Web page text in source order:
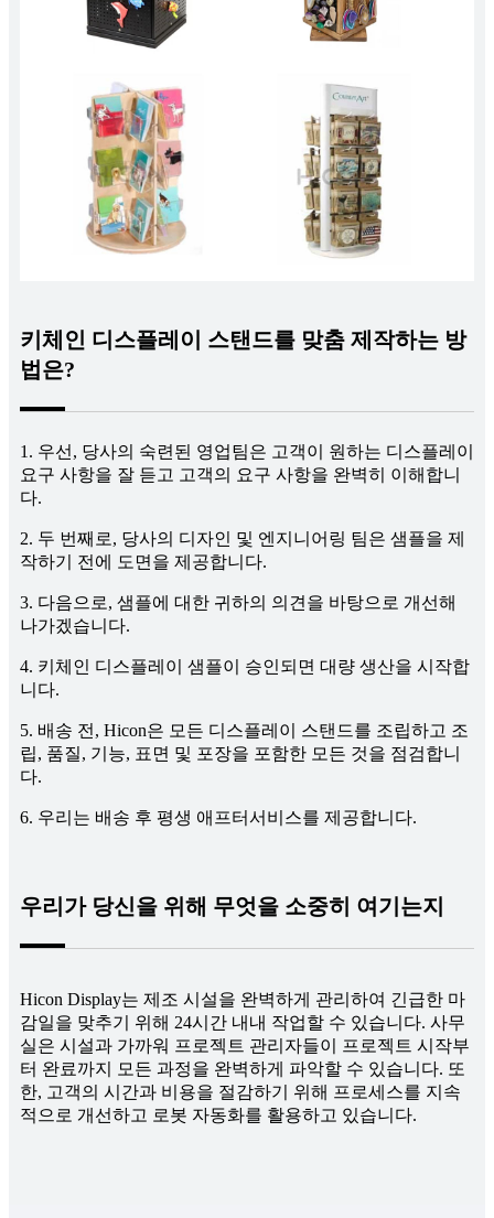
키체인 디스플레이 스탠드를 맞춤 제작하는 방
법은?
1. 우선, 당사의 숙련된 영업팀은 고객이 원하는 디스플레이
요구 사항을 잘 듣고 고객의 요구 사항을 완벽히 이해합니
다.
2. 두 번째로, 당사의 디자인 및 엔지니어링 팀은 샘플을 제
작하기 전에 도면을 제공합니다.
3. 다음으로, 샘플에 대한 귀하의 의견을 바탕으로 개선해
나가겠습니다.
4. 키체인 디스플레이 샘플이 승인되면 대량 생산을 시작합
니다.
5. 배송 전, Hicon은 모든 디스플레이 스탠드를 조립하고 조
립, 품질, 기능, 표면 및 포장을 포함한 모든 것을 점검합니
다.
6. 우리는 배송 후 평생 애프터서비스를 제공합니다.
우리가 당신을 위해 무엇을 소중히 여기는지
Hicon Display는 제조 시설을 완벽하게 관리하여 긴급한 마
감일을 맞추기 위해 24시간 내내 작업할 수 있습니다. 사무
실은 시설과 가까워 프로젝트 관리자들이 프로젝트 시작부
터 완료까지 모든 과정을 완벽하게 파악할 수 있습니다. 또
한, 고객의 시간과 비용을 절감하기 위해 프로세스를 지속
적으로 개선하고 로봇 자동화를 활용하고 있습니다.